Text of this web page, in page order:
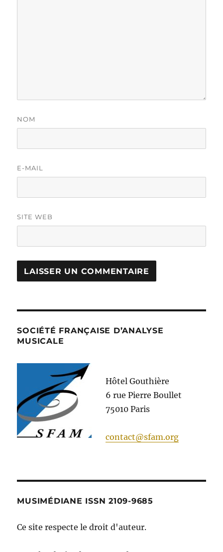
NOM
E-MAIL
SITE WEB
SOCIÉTÉ FRANÇAISE D’ANALYSE
MUSICALE
Hôtel Gouthière
6 rue Pierre Boullet
75010 Paris
contact@sfam.org
MUSIMÉDIANE ISSN 2109-9685
Ce site respecte le droit d'auteur.